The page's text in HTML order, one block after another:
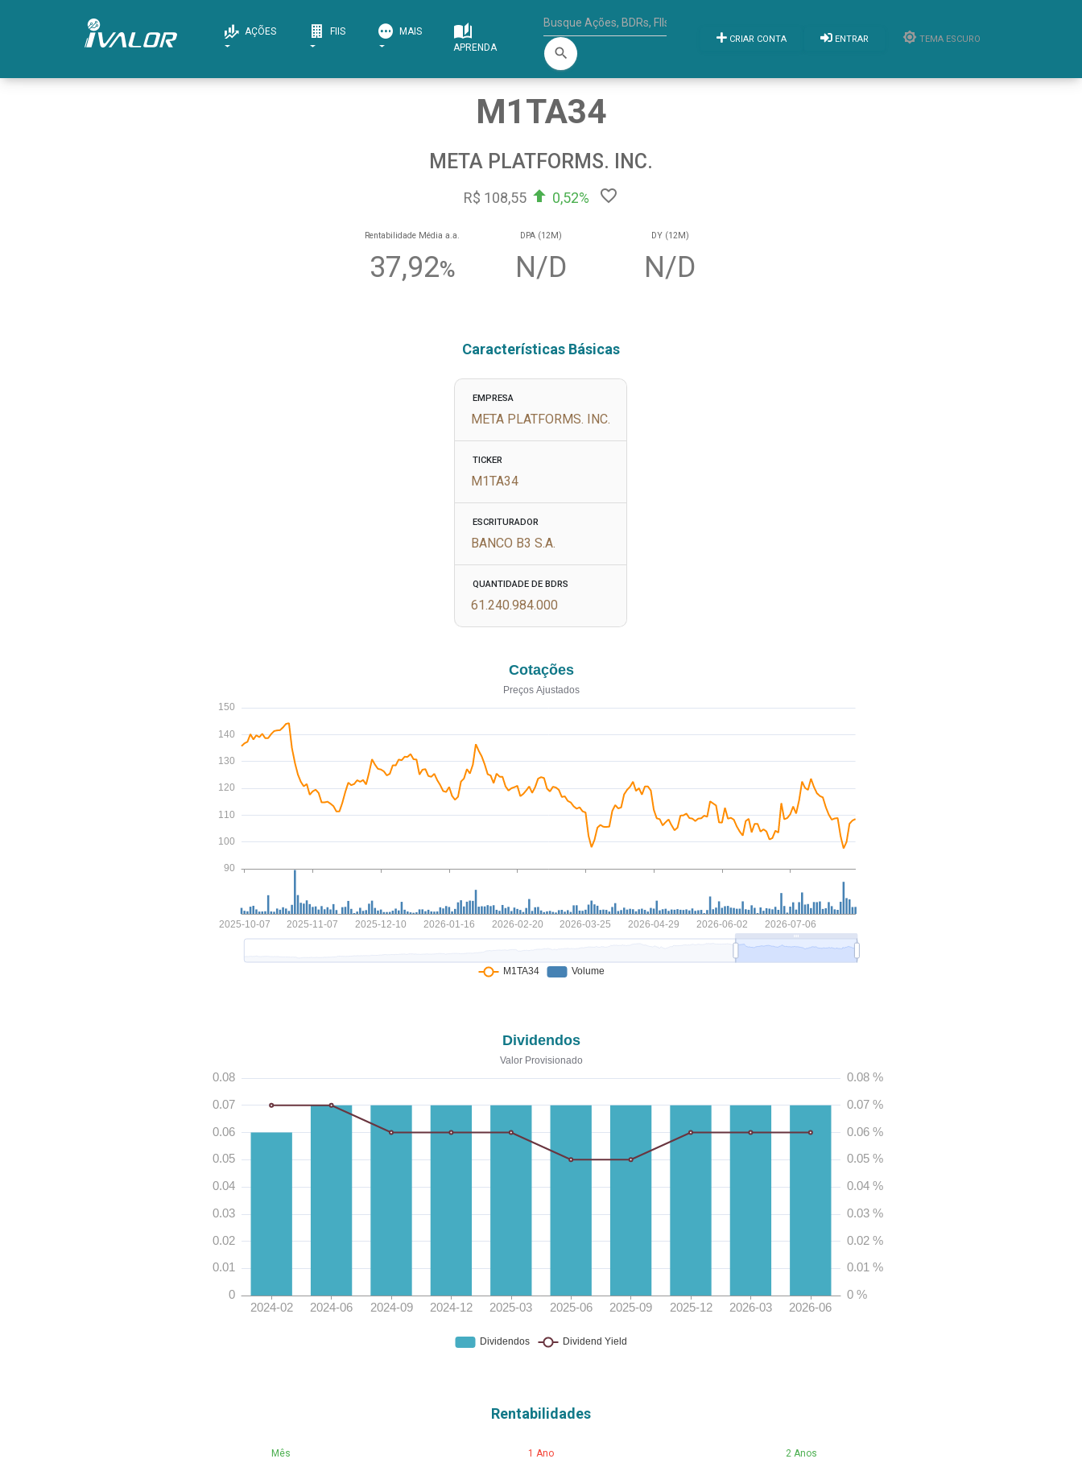
AÇÕES FIIS
MAIS
APRENDA
search
CRIAR CONTA ENTRAR TEMA ESCURO
M1TA34
META PLATFORMS. INC.
R$ 108,55 0,52%
Rentabilidade Média a.a.
37,92%
DPA (12M)
N/D
DY (12M)
N/D
Características Básicas
EMPRESA
META PLATFORMS. INC.
TICKER
M1TA34
ESCRITURADOR
BANCO B3 S.A.
QUANTIDADE DE BDRS
61.240.984.000
Rentabilidades
Mês 1 Ano 2 Anos